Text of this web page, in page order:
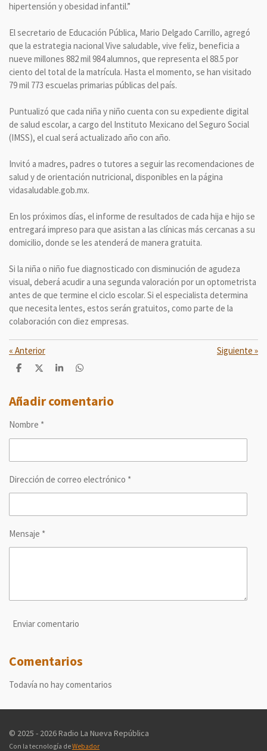
hipertensión y obesidad infantil.”
El secretario de Educación Pública, Mario Delgado Carrillo, agregó
que la estrategia nacional Vive saludable, vive feliz, beneficia a
nueve millones 882 mil 984 alumnos, que representa el 88.5 por
ciento del total de la matrícula. Hasta el momento, se han visitado
79 mil 773 escuelas primarias públicas del país.
Puntualizó que cada niña y niño cuenta con su expediente digital
de salud escolar, a cargo del Instituto Mexicano del Seguro Social
(IMSS), el cual será actualizado año con año.
Invitó a madres, padres o tutores a seguir las recomendaciones de
salud y de orientación nutricional, disponibles en la página
vidasaludable.gob.mx.
En los próximos días, el informe de resultados de cada hija e hijo se
entregará impreso para que asistan a las clínicas más cercanas a su
domicilio, donde se les atenderá de manera gratuita.
Si la niña o niño fue diagnosticado con disminución de agudeza
visual, deberá acudir a una segunda valoración por un optometrista
antes de que termine el ciclo escolar. Si el especialista determina
que necesita lentes, estos serán gratuitos, como parte de la
colaboración con diez empresas.
« Anterior Siguiente »
C
p
a
t
C
p
a
C
p
a
C
p
a
Añadir comentario
Nombre *
Dirección de correo electrónico *
Mensaje *
Enviar comentario
Comentarios
Todavía no hay comentarios
© 2025 - 2026 Radio La Nueva República
Con la tecnología deWebador